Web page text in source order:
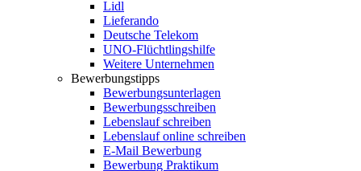
Lidl
Lieferando
Deutsche Telekom
UNO-Flüchtlingshilfe
Weitere Unternehmen
Bewerbungstipps
Bewerbungsunterlagen
Bewerbungsschreiben
Lebenslauf schreiben
Lebenslauf online schreiben
E-Mail Bewerbung
Bewerbung Praktikum